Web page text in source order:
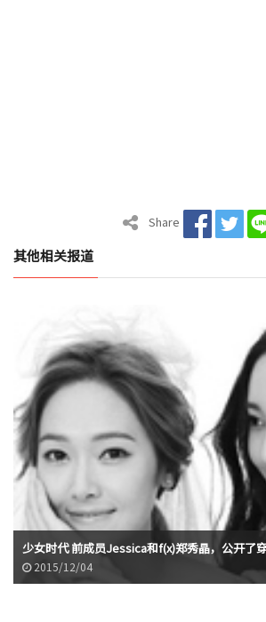
Share
其他相关报道
少女时代 前成员Jessica和f(x)郑秀晶，公开了
2015/12/04